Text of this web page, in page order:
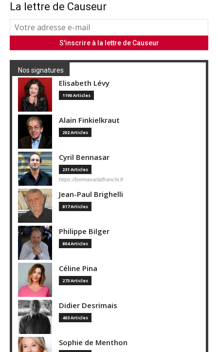
La lettre de Causeur
Nos signatures
Elisabeth Lévy
1190 Articles
Alain Finkielkraut
202 Articles
Cyril Bennasar
231 Articles
https://bennasarlaffranchi.fr
Jean-Paul Brighelli
817 Articles
Philippe Bilger
804 Articles
Céline Pina
273 Articles
Didier Desrimais
403 Articles
Sophie de Menthon